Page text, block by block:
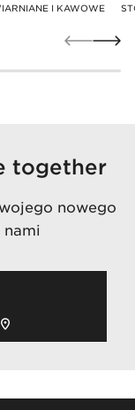
I KAWOWE
together
nowego
nami